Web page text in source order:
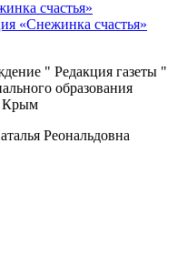
«Снежинка счастья»
" Редакция газеты "
образования
Крым
Реональдовна